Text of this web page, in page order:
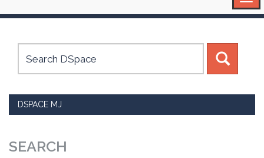
Canais
DSPACE MJ
SEARCH